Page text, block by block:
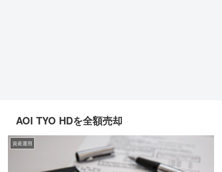
AOI TYO HDを全額売却
資産運用